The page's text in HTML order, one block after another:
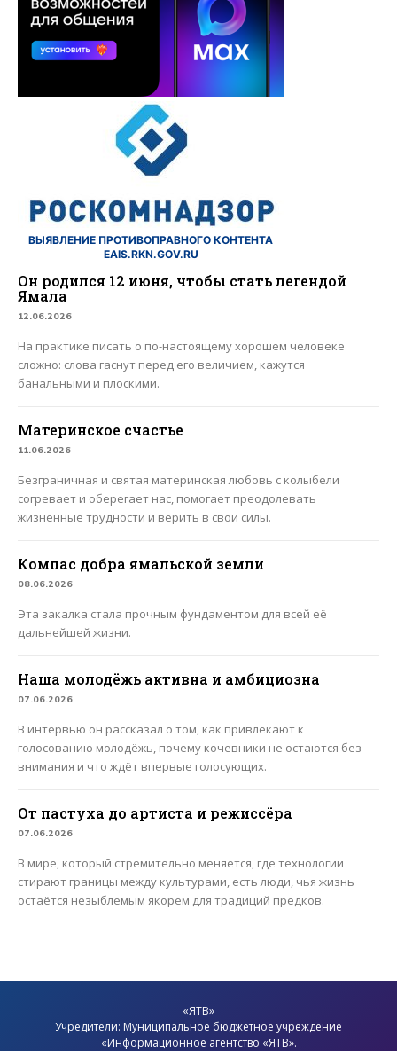
ВЫЯВЛЕНИЕ ПРОТИВОПРАВНОГО КОНТЕНТА
EAIS.RKN.GOV.RU
Он родился 12 июня, чтобы стать легендой
Ямала
12.06.2026
На практике писать о по-настоящему хорошем человеке
сложно: слова гаснут перед его величием, кажутся
банальными и плоскими.
Материнское счастье
11.06.2026
Безграничная и святая материнская любовь с колыбели
согревает и оберегает нас, помогает преодолевать
жизненные трудности и верить в свои силы.
Компас добра ямальской земли
08.06.2026
Эта закалка стала прочным фундаментом для всей её
дальнейшей жизни.
Наша молодёжь активна и амбициозна
07.06.2026
В интервью он рассказал о том, как привлекают к
голосованию молодёжь, почему кочевники не остаются без
внимания и что ждёт впервые голосующих.
От пастуха до артиста и режиссёра
07.06.2026
В мире, который стремительно меняется, где технологии
стирают границы между культурами, есть люди, чья жизнь
остаётся незыблемым якорем для традиций предков.
«ЯТВ»
Учредители: Муниципальное бюджетное учреждение
«Информационное агентство «ЯТВ».